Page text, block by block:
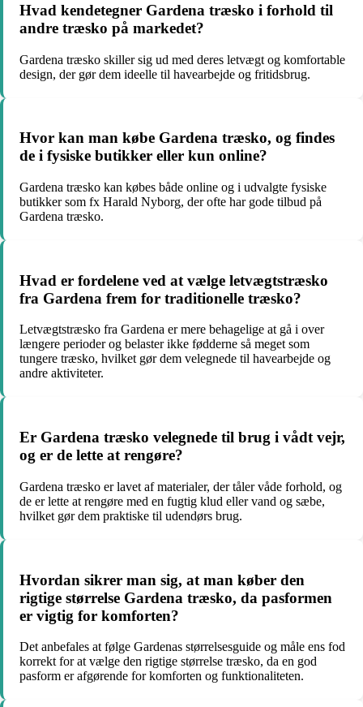
Hvad kendetegner Gardena træsko i forhold til
andre træsko på markedet?
Gardena træsko skiller sig ud med deres letvægt og komfortable
design, der gør dem ideelle til havearbejde og fritidsbrug.
Hvor kan man købe Gardena træsko, og findes
de i fysiske butikker eller kun online?
Gardena træsko kan købes både online og i udvalgte fysiske
butikker som fx Harald Nyborg, der ofte har gode tilbud på
Gardena træsko.
Hvad er fordelene ved at vælge letvægtstræsko
fra Gardena frem for traditionelle træsko?
Letvægtstræsko fra Gardena er mere behagelige at gå i over
længere perioder og belaster ikke fødderne så meget som
tungere træsko, hvilket gør dem velegnede til havearbejde og
andre aktiviteter.
Er Gardena træsko velegnede til brug i vådt vejr,
og er de lette at rengøre?
Gardena træsko er lavet af materialer, der tåler våde forhold, og
de er lette at rengøre med en fugtig klud eller vand og sæbe,
hvilket gør dem praktiske til udendørs brug.
Hvordan sikrer man sig, at man køber den
rigtige størrelse Gardena træsko, da pasformen
er vigtig for komforten?
Det anbefales at følge Gardenas størrelsesguide og måle ens fod
korrekt for at vælge den rigtige størrelse træsko, da en god
pasform er afgørende for komforten og funktionaliteten.